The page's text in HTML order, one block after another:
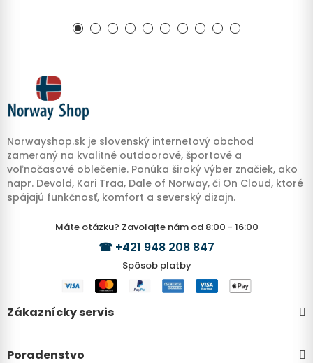
Norwayshop.sk je slovenský internetový obchod
zameraný na kvalitné outdoorové, športové a
voľnočasové oblečenie. Ponúka široký výber značiek, ako
napr. Devold, Kari Traa, Dale of Norway, či On Cloud, ktoré
spájajú funkčnosť, komfort a severský dizajn.
Máte otázku? Zavolajte nám od 8:00 - 16:00
☎ +421 948 208 847
Spôsob platby
Zákaznícky servis
Poradenstvo